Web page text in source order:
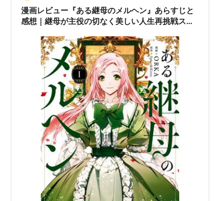
漫画レビュー『ある継母のメルヘン』あらすじと
感想｜継母が主役の切なく美しい人生再挑戦スト